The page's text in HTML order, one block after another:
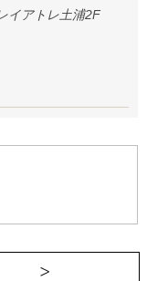
イアトレ土浦2F
ニケーションをとりたいの